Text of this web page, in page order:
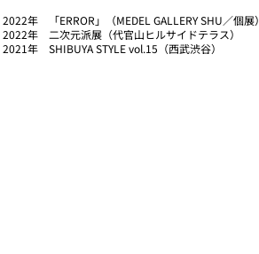
2022年 「ERROR」（MEDEL GALLERY SHU／個展）
2022年 二次元派展（代官山ヒルサイドテラス）
2021年 SHIBUYA STYLE vol.15（西武渋谷）